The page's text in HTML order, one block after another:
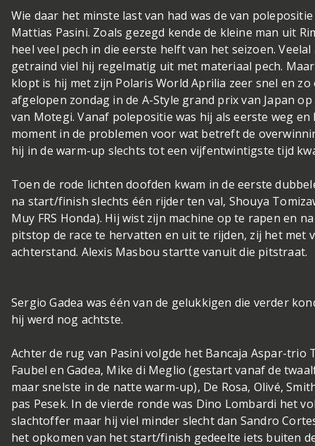
Wie daar het minste last van had was de van
Mattias Pasini. Zoals gezegd kende de kleine man uit
heel veel pech in die eerste helft van het seizoen.
getraind viel hij regelmatig uit met materiaal pech.
klopt is hij met zijn Polaris World Aprilia zeer snel en zo
afgelopen zondag in de A-Style grand prix van Japan
van Motegi. Vanaf polepositie was hij als eerste weg en
moment in de problemen voor wat betreft de
hij in de warm-up slechts tot een vijfentwintigste tijd
Toen de rode lichten doofden kwam in de eerste
na start/finish slechts één rijder ten val, Shouya
Muy FRS Honda). Hij wist zijn machine op te rapen en
pitstop de race te hervatten en uit te rijden, zij het met
achterstand. Alexis Masbou startte vanuit die pitstraat.
Sergio Gadea was één van de gelukkigen die verder
hij werd nog achtste.
Achter de rug van Pasini volgde het Bancaja Aspar-trio
Faubel en Gadea, Mike di Meglio (gestart vanaf de
maar snelste in de natte warm-up), De Rosa, Olivé,
pas Pesek. In de vierde ronde was Dino Lombardi het
slachtoffer maar hij viel minder slecht dan Sandro
het opkomen van het start/finish gedeelte iets buiten